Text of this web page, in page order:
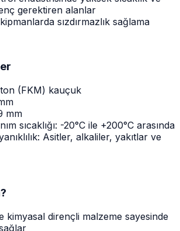
gerektiren alanlar
sızdırmazlık sağlama
(FKM) kauçuk
mm
sıcaklığı: -20°C ile +200°C arasında
Asitler, alkaliler, yakıtlar ve
kimyasal dirençli malzeme sayesinde